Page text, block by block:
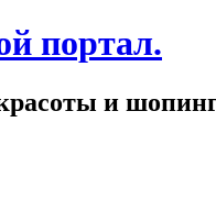
портал.
и